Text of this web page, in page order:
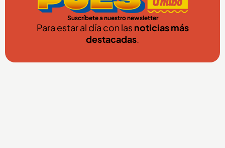
Suscríbete a nuestro newsletter
Para estar al día con lasnoticias más
destacadas